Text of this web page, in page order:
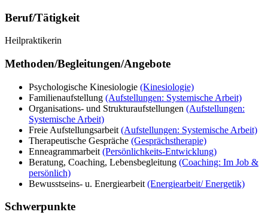
Beruf/Tätigkeit
Heilpraktikerin
Methoden/Begleitungen/Angebote
Psychologische Kinesiologie (Kinesiologie)
Familienaufstellung (Aufstellungen: Systemische Arbeit)
Organisations- und Strukturaufstellungen (Aufstellungen:
Systemische Arbeit)
Freie Aufstellungsarbeit (Aufstellungen: Systemische Arbeit)
Therapeutische Gespräche (Gesprächstherapie)
Enneagrammarbeit (Persönlichkeits-Entwicklung)
Beratung, Coaching, Lebensbegleitung (Coaching: Im Job &
persönlich)
Bewusstseins- u. Energiearbeit (Energiearbeit/ Energetik)
Schwerpunkte